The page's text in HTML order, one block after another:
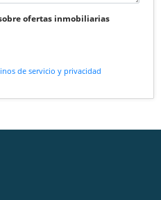
ofertas inmobiliarias
de servicio y privacidad